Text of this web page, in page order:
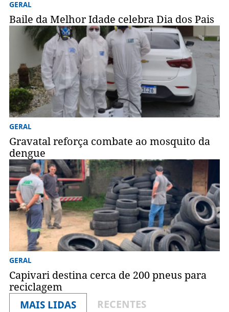
GERAL
Baile da Melhor Idade celebra Dia dos Pais
GERAL
Gravatal reforça combate ao mosquito da
dengue
GERAL
Capivari destina cerca de 200 pneus para
reciclagem
MAIS LIDAS
RECENTES